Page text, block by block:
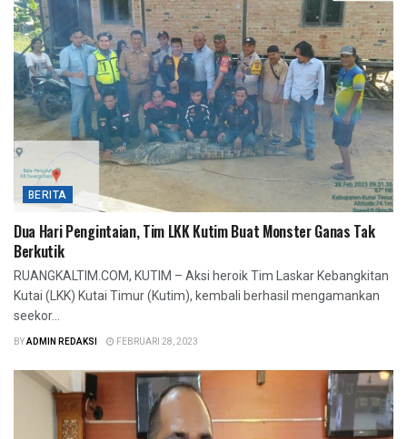
BERITA
Dua Hari Pengintaian, Tim LKK Kutim Buat Monster Ganas Tak
Berkutik
RUANGKALTIM.COM, KUTIM – Aksi heroik Tim Laskar Kebangkitan
Kutai (LKK) Kutai Timur (Kutim), kembali berhasil mengamankan
seekor...
BYADMIN REDAKSI FEBRUARI 28, 2023